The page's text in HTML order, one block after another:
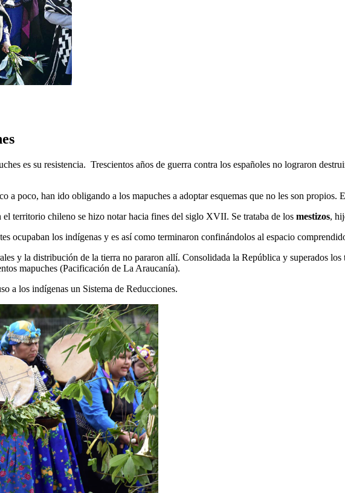
es su resistencia. Trescientos años de guerra contra los españoles no lograron
a poco, han ido obligando a los mapuches a adoptar esquemas que no les son
territorio chileno se hizo notar hacia fines del siglo XVII. Se trataba de los mestizos,
ocupaban los indígenas y es así como terminaron confinándolos al espacio
y la distribución de la tierra no pararon allí. Consolidada la República y superados
mapuches (Pacificación de La Araucanía).
a los indígenas un Sistema de Reducciones.